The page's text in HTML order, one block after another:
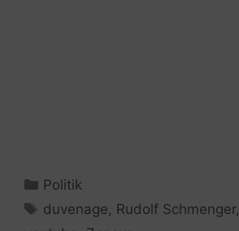
Kategorien
Politik
Schlagwörter
duvenage, Rudolf Schmenger,